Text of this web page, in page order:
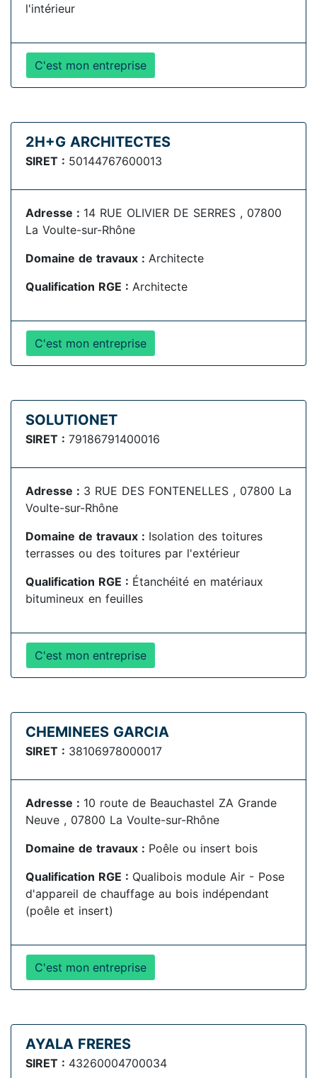
l'intérieur
C'est mon entreprise
2H+G ARCHITECTES
SIRET : 50144767600013
Adresse : 14 RUE OLIVIER DE SERRES , 07800
La Voulte-sur-Rhône
Domaine de travaux : Architecte
Qualification RGE : Architecte
C'est mon entreprise
SOLUTIONET
SIRET : 79186791400016
Adresse : 3 RUE DES FONTENELLES , 07800 La
Voulte-sur-Rhône
Domaine de travaux : Isolation des toitures
terrasses ou des toitures par l'extérieur
Qualification RGE : Étanchéité en matériaux
bitumineux en feuilles
C'est mon entreprise
CHEMINEES GARCIA
SIRET : 38106978000017
Adresse : 10 route de Beauchastel ZA Grande
Neuve , 07800 La Voulte-sur-Rhône
Domaine de travaux : Poêle ou insert bois
Qualification RGE : Qualibois module Air - Pose
d'appareil de chauffage au bois indépendant
(poêle et insert)
C'est mon entreprise
AYALA FRERES
SIRET : 43260004700034